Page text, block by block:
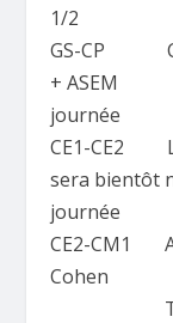
1/2
GS-CP
+
journée
CE1-CE2
sera
journée
CE2-CM1